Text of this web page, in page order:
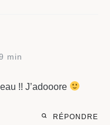
min
!! J’adooore
RÉPONDRE